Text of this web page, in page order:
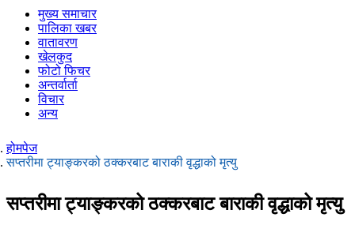
मुख्य समाचार
पालिका खबर
वातावरण
खेलकुद
फोटो फिचर
अन्तर्वार्ता
विचार
अन्य
होमपेज
सप्तरीमा ट्याङ्करको ठक्करबाट बाराकी वृद्धाको मृत्यु
सप्तरीमा ट्याङ्करको ठक्करबाट बाराकी वृद्धाको मृत्यु